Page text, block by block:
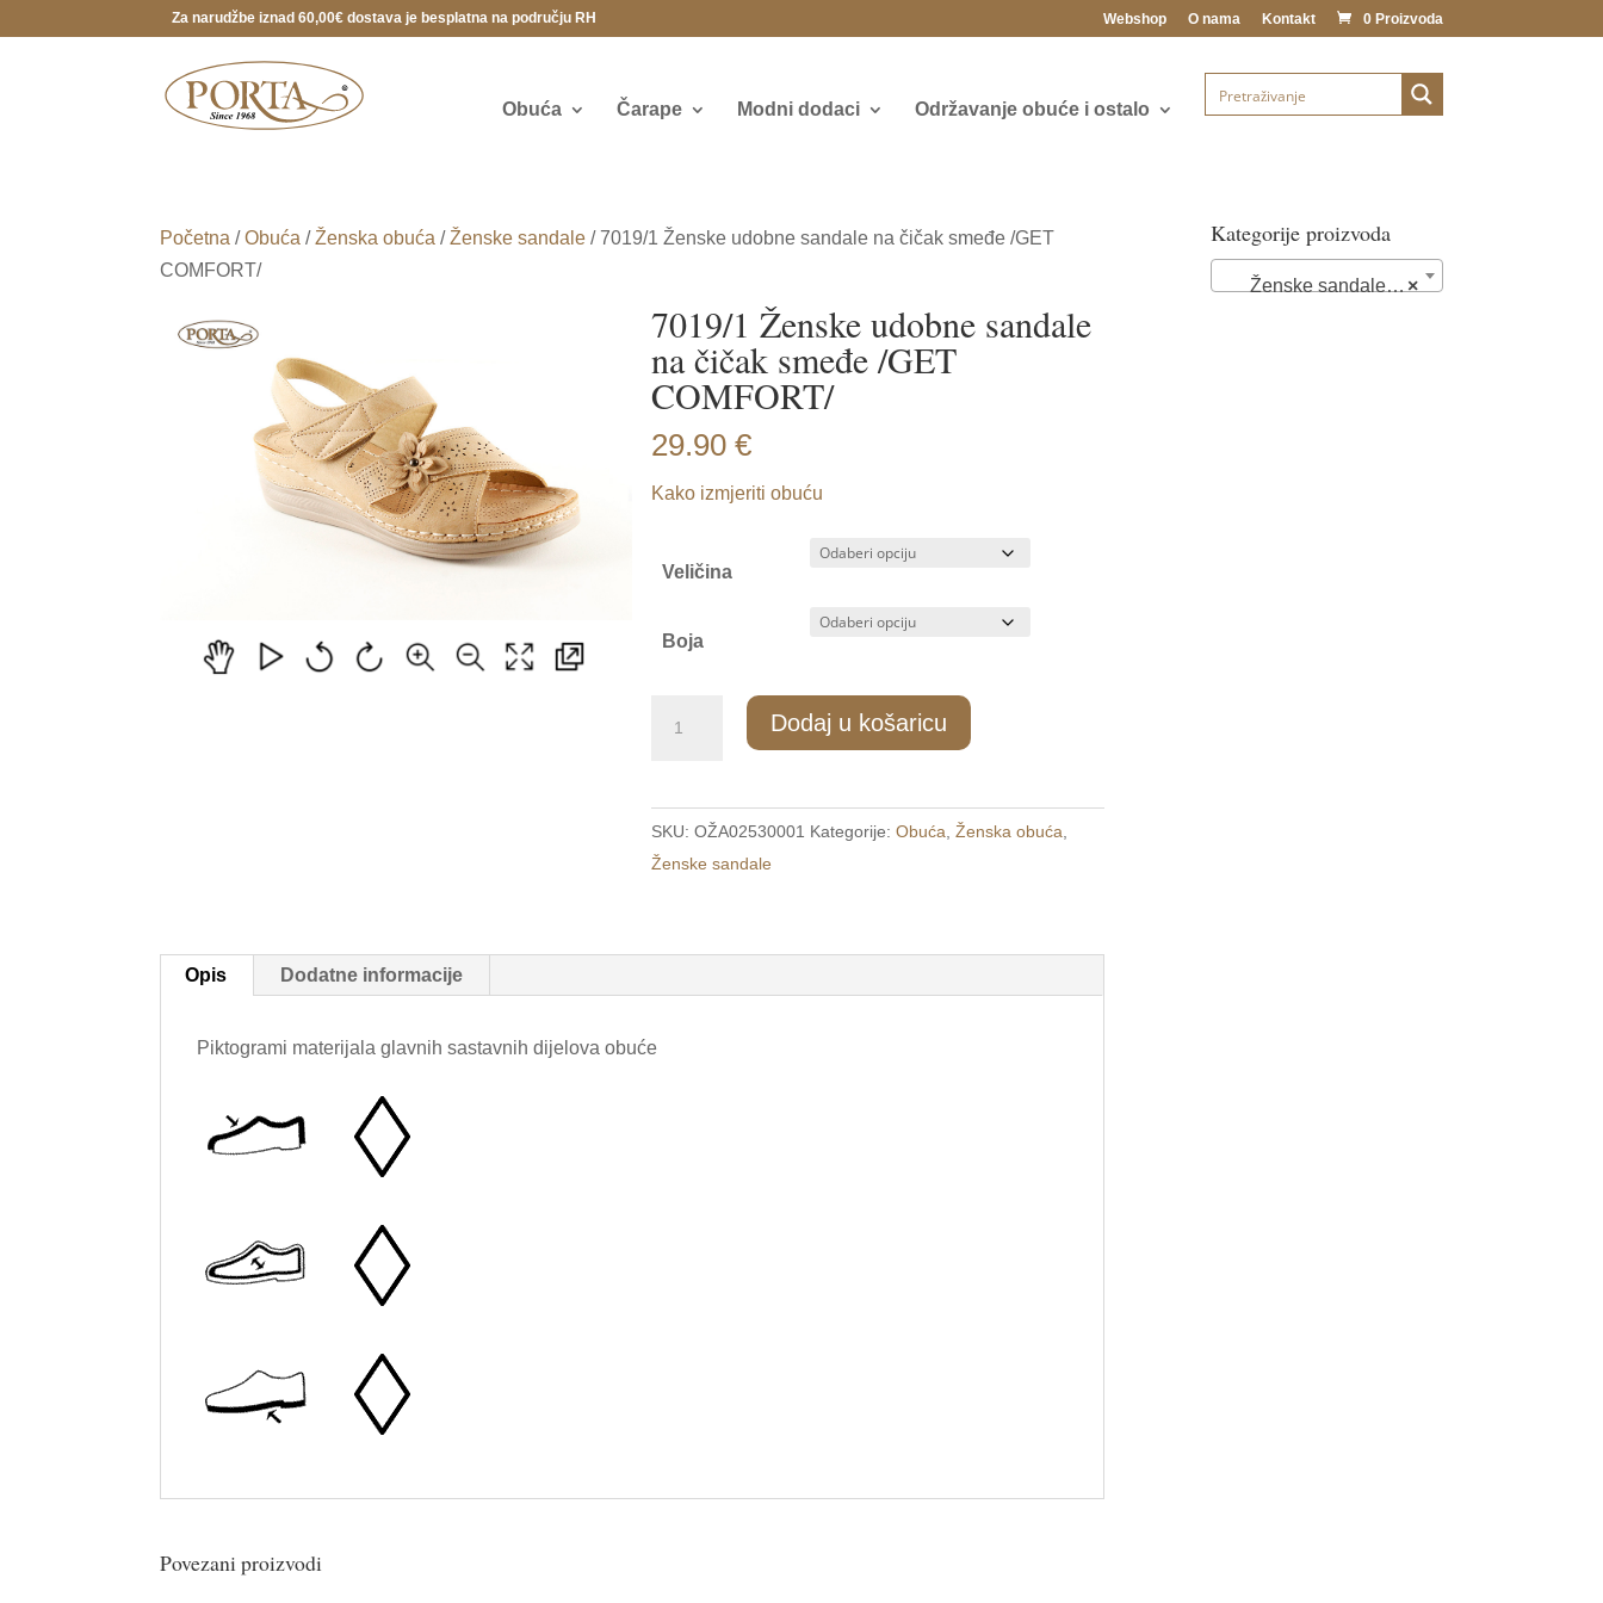
Za narudžbe iznad 60,00€ dostava je besplatna na području RH Webshop O nama Kontakt 0 Proizvoda
Obuća Čarape Modni dodaci Održavanje obuće i ostalo
Početna /Obuća /Ženska obuća /Ženske sandale / 7019/1 Ženske udobne sandale na čičak smeđe /GET
COMFORT/
7019/1 Ženske udobne sandale
na čičak smeđe /GET
COMFORT/
29.90€
Kako izmjeriti obuću
Veličina
Boja
sandale
na
čičak
količina
Dodaj u košaricu
SKU:OŽA02530001 Kategorije:Obuća ,Ženska obuća
Ženske sandale
Opis Dodatne informacije
Piktogrami materijala glavnih sastavnih dijelova obuće
Povezani proizvodi
Kategorije proizvoda
×
Ženske sandale (102)